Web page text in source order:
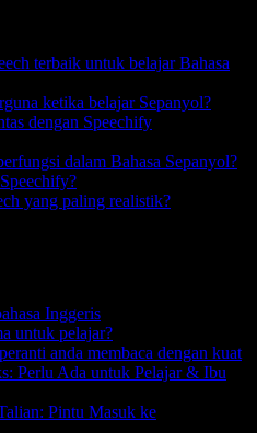
terbaik untuk belajar Bahasa
ketika belajar Sepanyol?
dengan Speechify
dalam Bahasa Sepanyol?
yang paling realistik?
Inggeris
untuk pelajar?
anda membaca dengan kuat
Perlu Ada untuk Pelajar & Ibu
Pintu Masuk ke